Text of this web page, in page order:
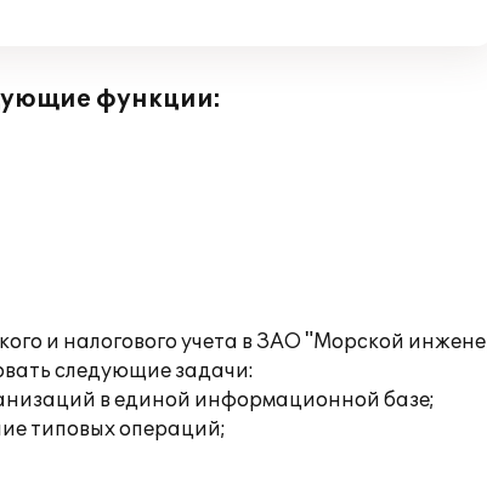
функции:
и налогового учета в ЗАО "Морской
следующие задачи:
в единой информационной базе;
типовых операций;